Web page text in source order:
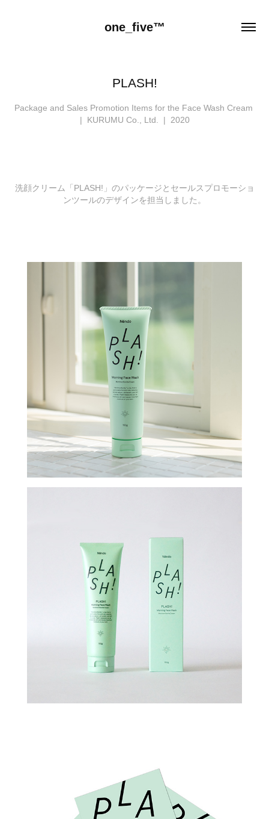
one_five™
PLASH!
Package and Sales Promotion Items for the Face Wash Cream
| KURUMU Co., Ltd. | ​​​​​​​2020
洗顔クリーム「PLASH!」のパッケージとセールスプロモーショ
ンツールのデザインを担当しました。